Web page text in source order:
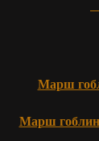
Марш
Марш